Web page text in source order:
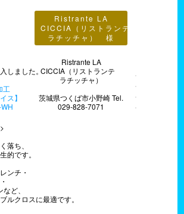
Ristrante LA
CICCIA（リストランテ
ラチッチャ） 様
しました。
工
ス】
Ristrante LA
CICCIA（リストランテ
ラチッチャ）
茨城県つくば市小野崎 Tel.
029-828-7071
落ち、
的です。
ンチ・
ど、
ルクロスに最適です。